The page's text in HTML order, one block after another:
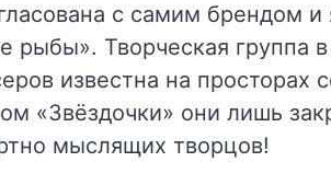
с самим брендом и
рыбы». Творческая группа
известна на просторах
«Звёздочки» они лишь
мыслящих творцов!